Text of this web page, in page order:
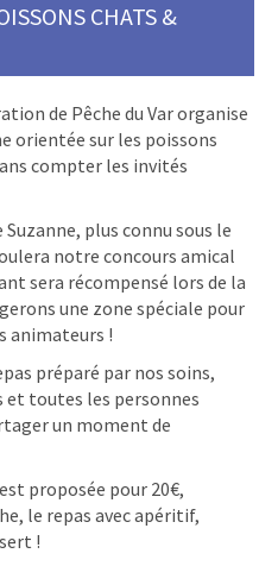
CHATS &
de Pêche du Var organise
orientée sur les poissons
compter les invités
Suzanne, plus connu sous le
notre concours amical
sera récompensé lors de la
une zone spéciale pour
animateurs !
préparé par nos soins,
toutes les personnes
un moment de
proposée pour 20€,
le repas avec apéritif,
!